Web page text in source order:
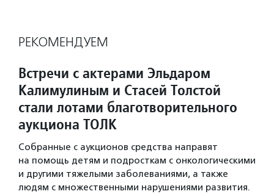
РЕКОМЕНДУЕМ
Встречи с актерами Эльдаром
Калимулиным и Стасей Толстой
стали лотами благотворительного
аукциона ТОЛК
Собранные с аукционов средства направят
на помощь детям и подросткам с онкологическими
и другими тяжелыми заболеваниями, а также
людям с множественными нарушениями развития.